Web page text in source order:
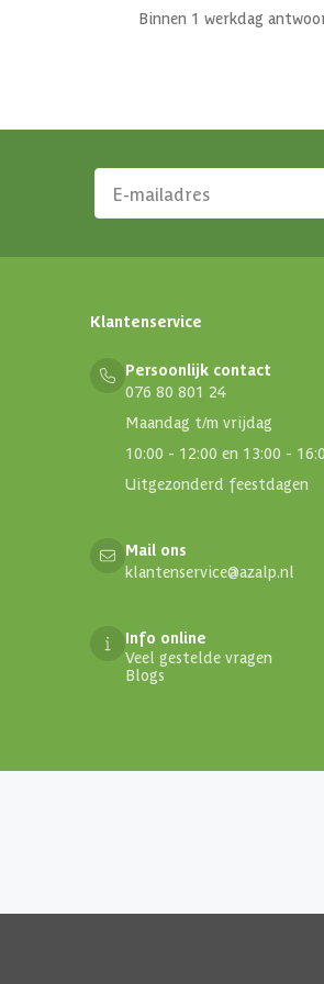
Binnen 1 werkdag
Klantenservice
Persoonlijk contact
076 80 801 24
Maandag t/m vrijdag
10:00 - 12:00 en 13:00 -
Uitgezonderd feestdagen
Mail ons
klantenservice@azalp.nl
Info online
Veel gestelde vragen
Blogs